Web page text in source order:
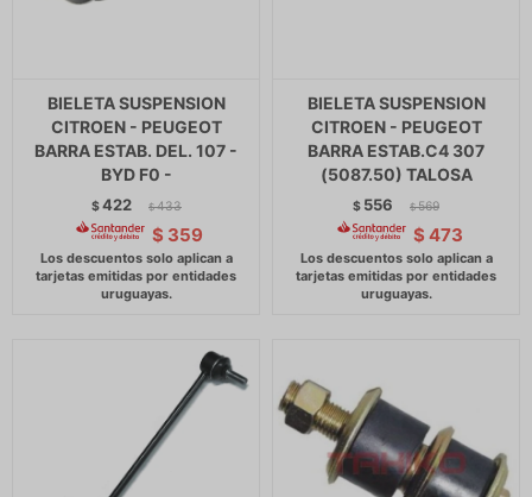
BIELETA SUSPENSION
CITROEN - PEUGEOT
BARRA ESTAB. DEL. 107 -
BYD F0 -
$422 $ 433
$ 359
BIELETA SUSPENSION
CITROEN - PEUGEOT
BARRA ESTAB.C4 307
(5087.50) TALOSA
$ 556 $ 569
$ 473